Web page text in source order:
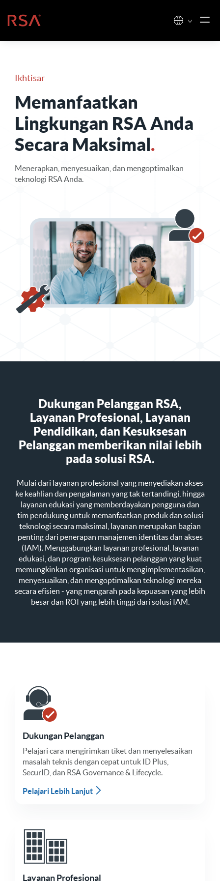
Beranda
Ikhtisar
Memanfaatkan
Lingkungan RSA Anda
Secara Maksimal.
Menerapkan, menyesuaikan, dan mengoptimalkan
teknologi RSA Anda.
Dukungan Pelanggan RSA,
Layanan Profesional, Layanan
Pendidikan, dan Kesuksesan
Pelanggan memberikan nilai lebih
pada solusi RSA.
Mulai dari layanan profesional yang menyediakan akses
ke keahlian dan pengalaman yang tak tertandingi, hingga
layanan edukasi yang memberdayakan pengguna dan
tim pendukung untuk memanfaatkan produk dan solusi
teknologi secara maksimal, layanan merupakan bagian
penting dari penerapan manajemen identitas dan akses
(IAM). Menggabungkan layanan profesional, layanan
edukasi, dan program kesuksesan pelanggan yang kuat
memungkinkan organisasi untuk mengimplementasikan,
menyesuaikan, dan mengoptimalkan teknologi mereka
secara efisien - yang mengarah pada kepuasan yang lebih
besar dan ROI yang lebih tinggi dari solusi IAM.
Dukungan Pelanggan
Pelajari cara mengirimkan tiket dan menyelesaikan
masalah teknis dengan cepat untuk ID Plus,
SecurID, dan RSA Governance & Lifecycle.
Pelajari Lebih Lanjut
Layanan Profesional